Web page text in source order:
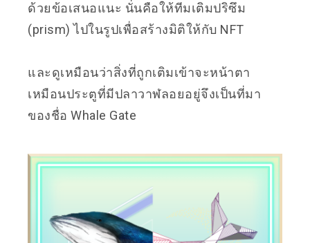
ด้วยข้อเสนอแนะ นั่นคือให้ทีมเติมปริซึม
(prism) ไปในรูปเพื่อสร้างมิติให้กับ NFT
และดูเหมือนว่าสิ่งที่ถูกเติมเข้าจะหน้าตา
เหมือนประตูที่มีปลาวาฬลอยอยู่จึงเป็นที่มา
ของชื่อ Whale Gate